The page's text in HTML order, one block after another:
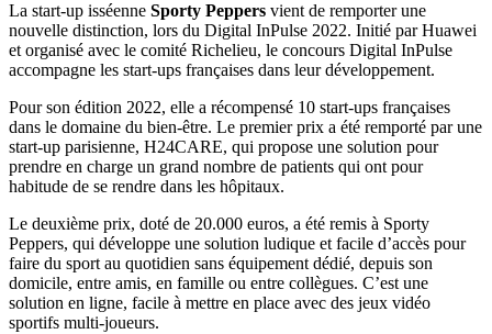
La start-up isséenne Sporty Peppers vient de remporter une
nouvelle distinction, lors du Digital InPulse 2022. Initié par Huawei
et organisé avec le comité Richelieu, le concours Digital InPulse
accompagne les start-ups françaises dans leur développement.
Pour son édition 2022, elle a récompensé 10 start-ups françaises
dans le domaine du bien-être. Le premier prix a été remporté par une
start-up parisienne, H24CARE, qui propose une solution pour
prendre en charge un grand nombre de patients qui ont pour
habitude de se rendre dans les hôpitaux.
Le deuxième prix, doté de 20.000 euros, a été remis à Sporty
Peppers, qui développe une solution ludique et facile d’accès pour
faire du sport au quotidien sans équipement dédié, depuis son
domicile, entre amis, en famille ou entre collègues. C’est une
solution en ligne, facile à mettre en place avec des jeux vidéo
sportifs multi-joueurs.